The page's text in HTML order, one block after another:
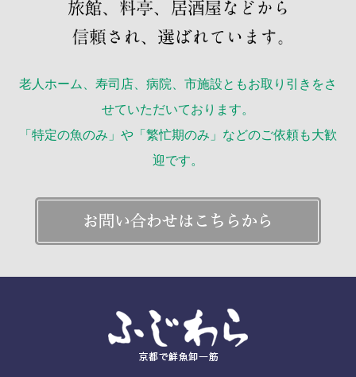
老人ホーム、寿司店、病院、市施設ともお取り引きをさ
せていただいております。
「特定の魚のみ」や「繁忙期のみ」などのご依頼も大歓
迎です。